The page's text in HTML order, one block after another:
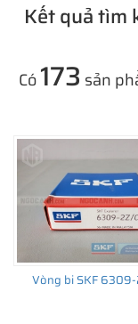
Kết quả tìm
Có173 sản
Vòng bi SKF